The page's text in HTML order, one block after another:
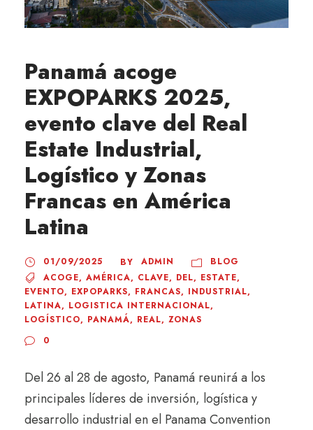
Panamá acoge
EXPOPARKS 2025,
evento clave del Real
Estate Industrial,
Logístico y Zonas
Francas en América
Latina
01/09/2025 BY ADMIN
BLOG
ACOGE, AMÉRICA, CLAVE, DEL, ESTATE,
EVENTO, EXPOPARKS, FRANCAS, INDUSTRIAL,
LATINA, LOGISTICA INTERNACIONAL,
LOGÍSTICO, PANAMÁ, REAL, ZONAS
0
Del 26 al 28 de agosto, Panamá reunirá a los
principales líderes de inversión, logística y
desarrollo industrial en el Panama Convention